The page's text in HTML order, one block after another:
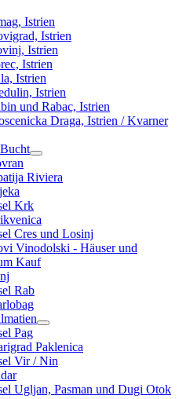
Istrien
Istrien
Istrien
Istrien
Istrien
Istrien
und Rabac, Istrien
Draga, Istrien / Kvarner
Riviera
Krk
Cres und Losinj
Vinodolski - Häuser und
Kauf
Rab
Pag
Paklenica
Vir / Nin
Ugljan, Pasman und Dugi Otok